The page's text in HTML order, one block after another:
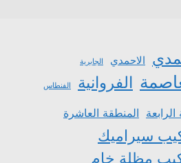
الاحمدي الجابرية
الفروانية الفنطاس
المنطقة العاشرة
سيراميك
مظلة خام